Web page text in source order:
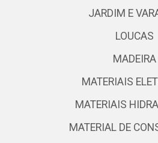
JARDIM E
LOUCAS
MADEIRA
MATERIAIS
MATERIAIS
MATERIAL DE